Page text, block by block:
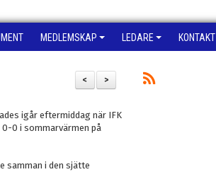
MEDLEMSKAP LEDARE KONTAKT
>
<
igår eftermiddag när IFK
0-0 i sommarvärmen på
samman i den sjätte